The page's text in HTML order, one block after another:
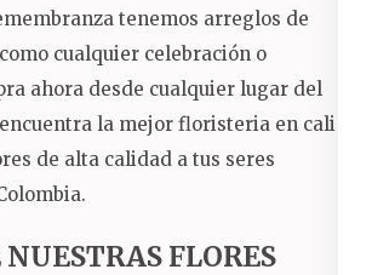
tenemos arreglos de
cualquier celebración o
ahora desde cualquier lugar del
la mejor floristeria en cali y
de alta calidad a tus seres
FLORES